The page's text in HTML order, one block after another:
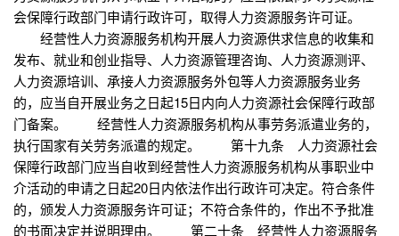
会保障行政部门申请行政许可，取得人力资源服务许可证。
经营性人力资源服务机构开展人力资源供求信息的收集和
发布、就业和创业指导、人力资源管理咨询、人力资源测评、
人力资源培训、承接人力资源服务外包等人力资源服务业务
的，应当自开展业务之日起15日内向人力资源社会保障行政部
门备案。 经营性人力资源服务机构从事劳务派遣业务的，
执行国家有关劳务派遣的规定。 第十九条 人力资源社会
保障行政部门应当自收到经营性人力资源服务机构从事职业中
介活动的申请之日起20日内依法作出行政许可决定。符合条件
的，颁发人力资源服务许可证；不符合条件的，作出不予批准
的书面决定并说明理由。 第二十条 经营性人力资源服务